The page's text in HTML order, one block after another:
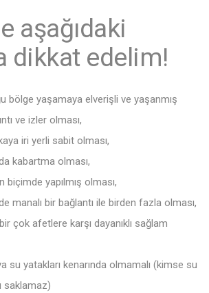
aşağıdaki
dikkat edelim!
bölge yaşamaya elverişli ve yaşanmış
ve izler olması,
iri yerli sabit olması,
kabartma olması,
biçimde yapılmış olması,
manalı bir bağlantı ile birden fazla olması,
çok afetlere karşı dayanıklı sağlam
su yatakları kenarında olmamalı (kimse su
saklamaz)